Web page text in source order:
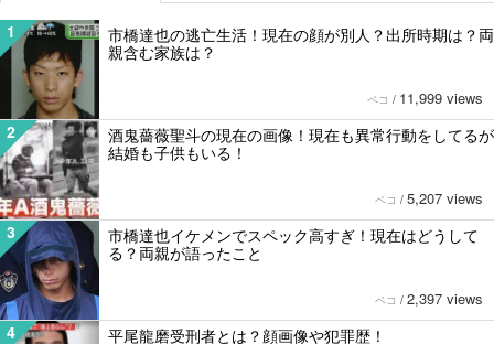
1
市橋達也の逃亡生活！現在の顔が別人？出所時期は？両
親含む家族は？
ペコ / 11,999 views
2
酒鬼薔薇聖斗の現在の画像！現在も異常行動をしてるが
結婚も子供もいる！
ペコ / 5,207 views
3
市橋達也イケメンでスペック高すぎ！現在はどうして
る？両親が語ったこと
ペコ / 2,397 views
4 平尾龍磨受刑者とは？顔画像や犯罪歴！